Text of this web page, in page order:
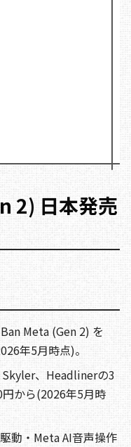
2) 日本発売
Meta (Gen 2) を
年5月時点)。
、Headlinerの3
から(2026年5月時
動・Meta AI音声操作